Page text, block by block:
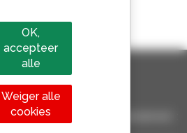
de wereld is een manitou
behandelingsmaterieel :
OK,
accepteer
alle
Weiger alle
cookies